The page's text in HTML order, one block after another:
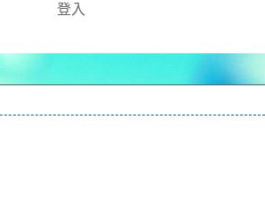
登入